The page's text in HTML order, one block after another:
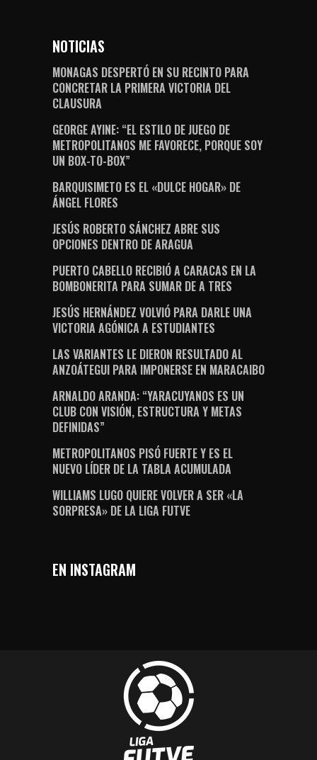
NOTICIAS
MONAGAS DESPERTÓ EN SU RECINTO PARA
CONCRETAR LA PRIMERA VICTORIA DEL
CLAUSURA
GEORGE AYINE: “EL ESTILO DE JUEGO DE
METROPOLITANOS ME FAVORECE, PORQUE SOY
UN BOX-TO-BOX”
BARQUISIMETO ES EL «DULCE HOGAR» DE
ÁNGEL FLORES
JESÚS ROBERTO SÁNCHEZ ABRE SUS
OPCIONES DENTRO DE ARAGUA
PUERTO CABELLO RECIBIÓ A CARACAS EN LA
BOMBONERITA PARA SUMAR DE A TRES
JESÚS HERNÁNDEZ VOLVIÓ PARA DARLE UNA
VICTORIA AGÓNICA A ESTUDIANTES
LAS VARIANTES LE DIERON RESULTADO AL
ANZOÁTEGUI PARA IMPONERSE EN MARACAIBO
ARNALDO ARANDA: “YARACUYANOS ES UN
CLUB CON VISIÓN, ESTRUCTURA Y METAS
DEFINIDAS”
METROPOLITANOS PISÓ FUERTE Y ES EL
NUEVO LÍDER DE LA TABLA ACUMULADA
WILLIAMS LUGO QUIERE VOLVER A SER «LA
SORPRESA» DE LA LIGA FUTVE
EN INSTAGRAM